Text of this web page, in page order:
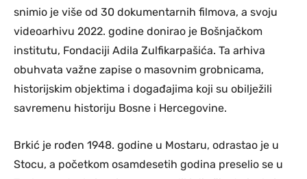
snimio je više od 30 dokumentarnih filmova, a svoju
videoarhivu 2022. godine donirao je Bošnjačkom
institutu, Fondaciji Adila Zulfikarpašića. Ta arhiva
obuhvata važne zapise o masovnim grobnicama,
historijskim objektima i događajima koji su obilježili
savremenu historiju Bosne i Hercegovine.
Brkić je rođen 1948. godine u Mostaru, odrastao je u
Stocu, a početkom osamdesetih godina preselio se u